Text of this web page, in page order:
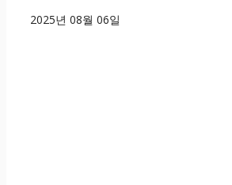
2025년 08월 06일